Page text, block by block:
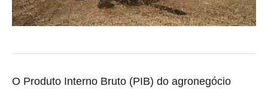
O Produto Interno Bruto (PIB) do agronegócio